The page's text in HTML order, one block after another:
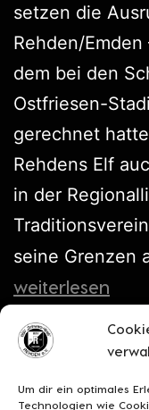
Um dir ein optimales
Technologien wie
setzen die
Rehden/
dem bei den
Ostfriesen-
gerechnet
Rehdens Elf
in der
seine Grenzen
weiterlesen
Veröffentlicht am